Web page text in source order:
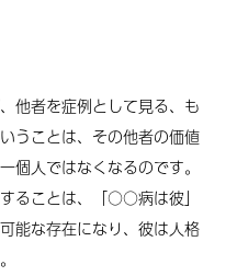
他者を症例として見る、も
うことは、その他者の価値
個人ではなくなるのです。
ることは、「○○病は彼」
能な存在になり、彼は人格